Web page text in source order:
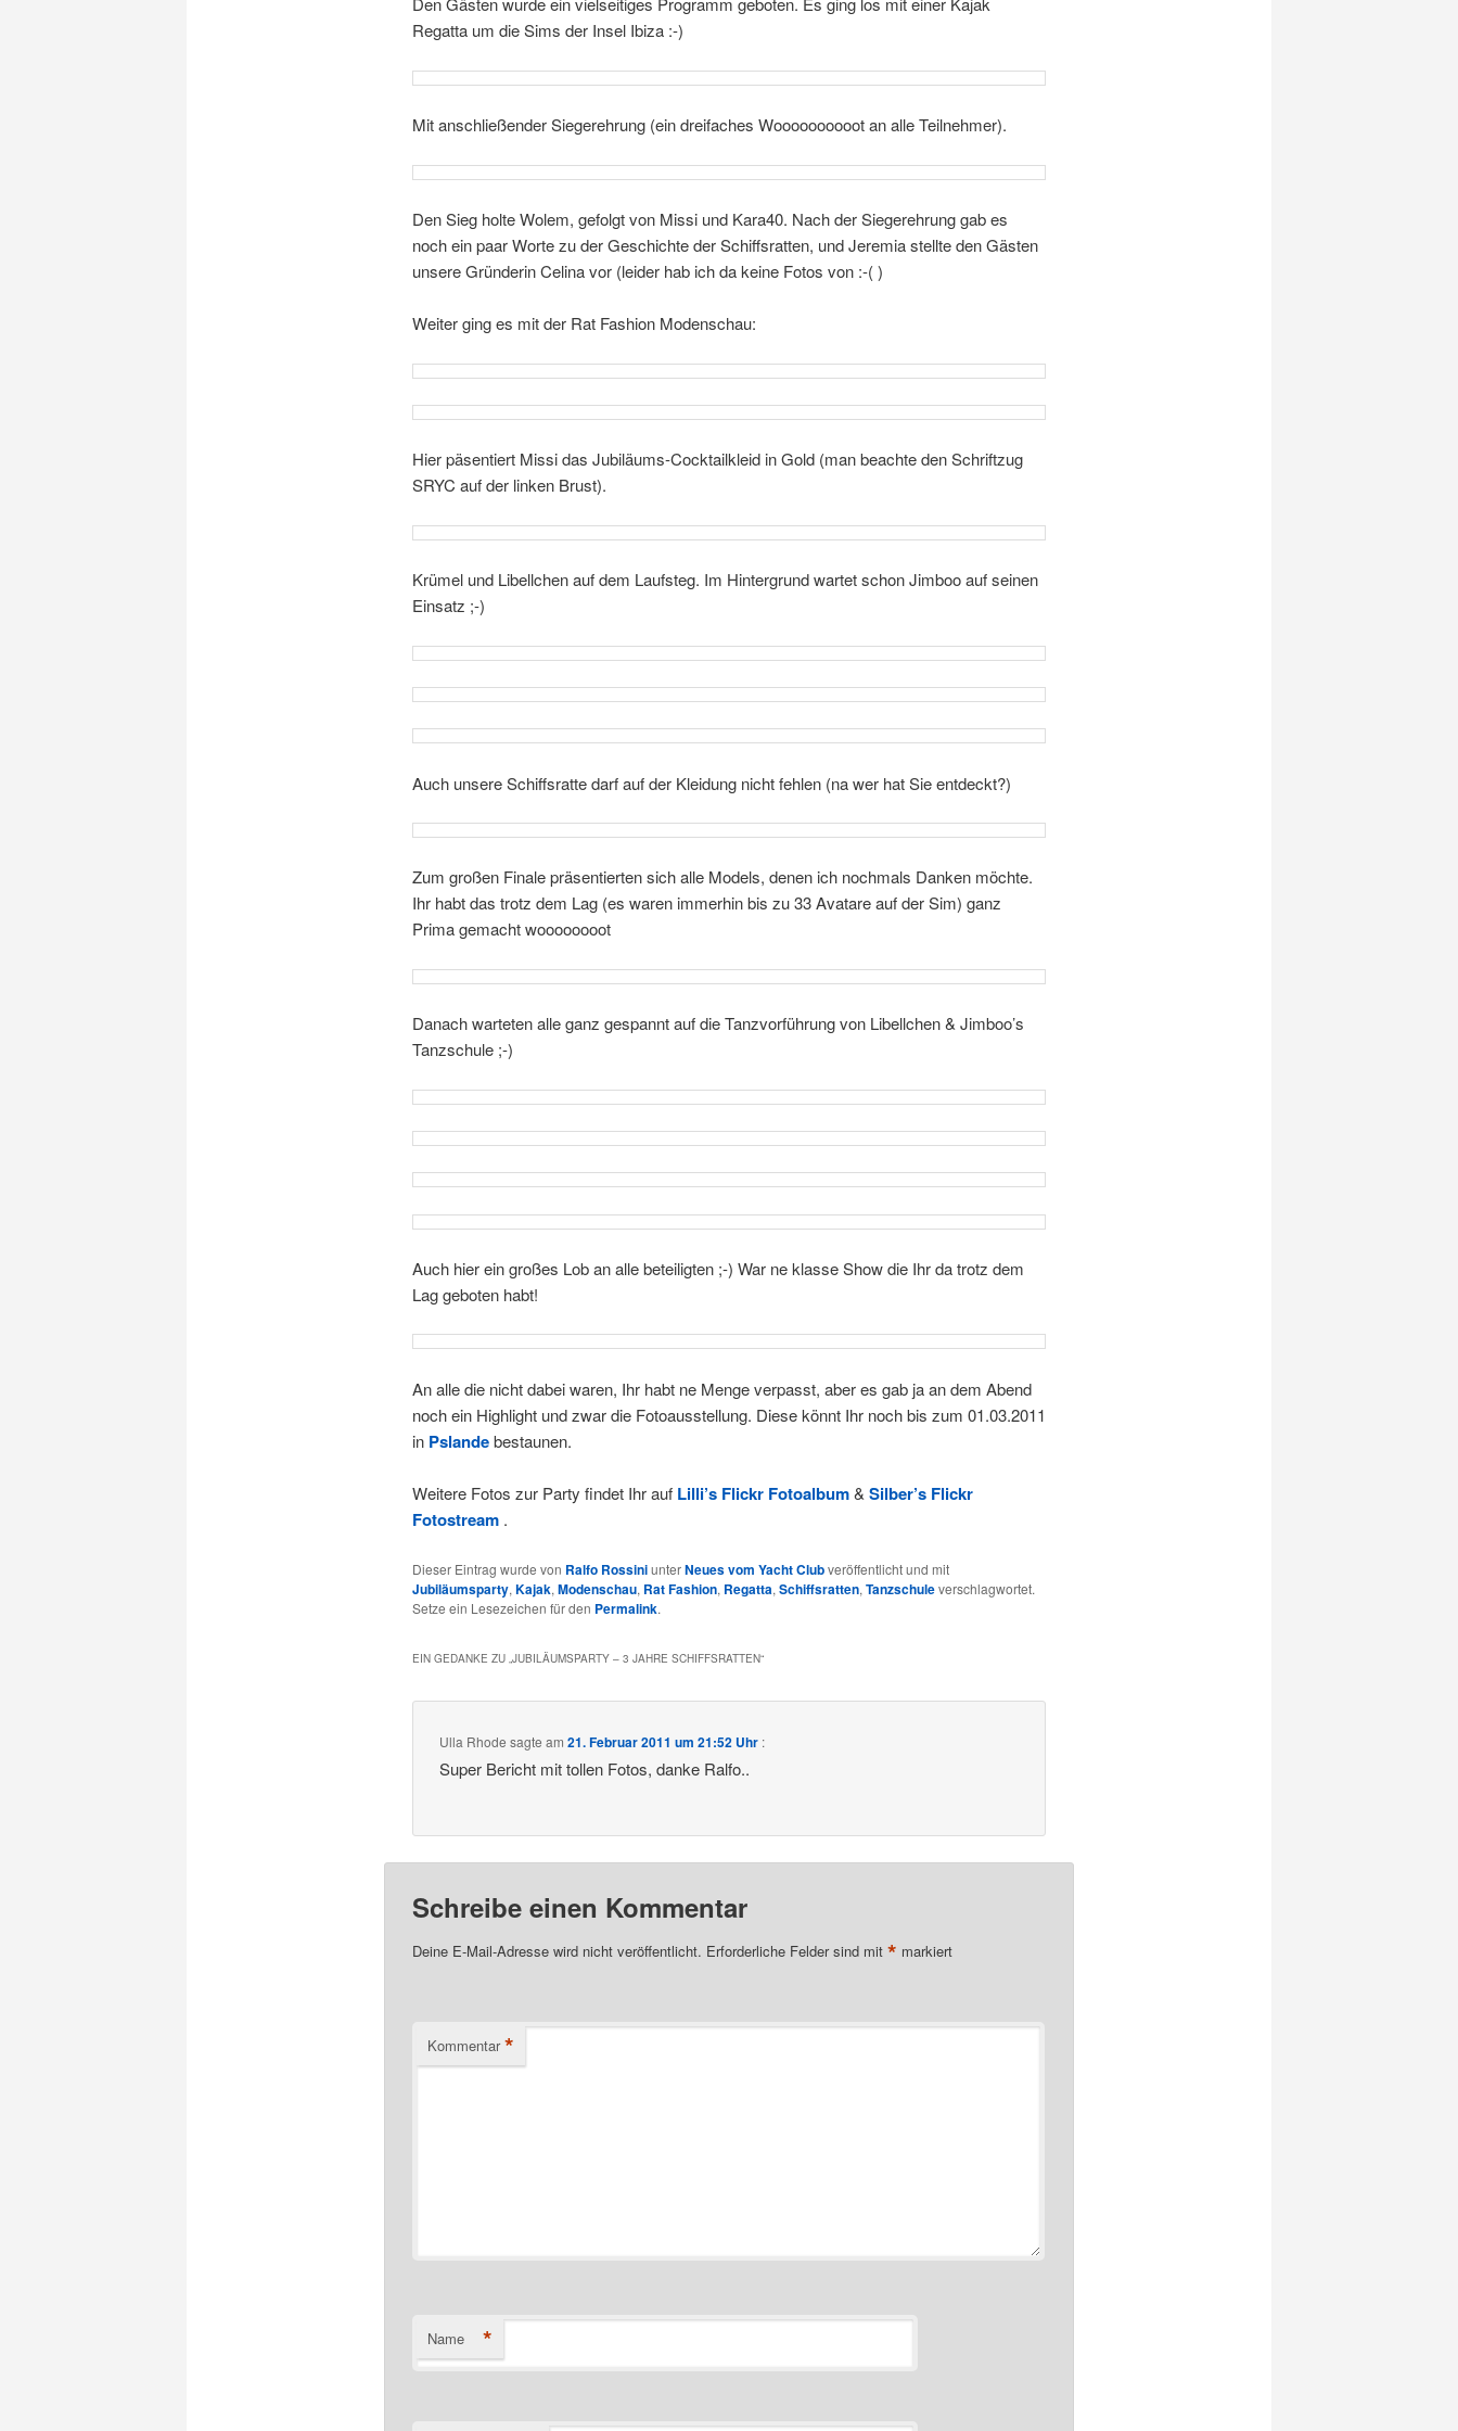
Regatta um die Sims der Insel Ibiza :-)
Mit anschließender Siegerehrung (ein dreifaches Woooooooooot an alle Teilnehmer).
Den Sieg holte Wolem, gefolgt von Missi und Kara40. Nach der Siegerehrung gab es
noch ein paar Worte zu der Geschichte der Schiffsratten, und Jeremia stellte den Gästen
unsere Gründerin Celina vor (leider hab ich da keine Fotos von :-( )
Weiter ging es mit der Rat Fashion Modenschau:
Hier päsentiert Missi das Jubiläums-Cocktailkleid in Gold (man beachte den Schriftzug
SRYC auf der linken Brust).
Krümel und Libellchen auf dem Laufsteg. Im Hintergrund wartet schon Jimboo auf seinen
Einsatz ;-)
Auch unsere Schiffsratte darf auf der Kleidung nicht fehlen (na wer hat Sie entdeckt?)
Zum großen Finale präsentierten sich alle Models, denen ich nochmals Danken möchte.
Ihr habt das trotz dem Lag (es waren immerhin bis zu 33 Avatare auf der Sim) ganz
Prima gemacht woooooooot
Danach warteten alle ganz gespannt auf die Tanzvorführung von Libellchen & Jimboo’s
Tanzschule ;-)
Auch hier ein großes Lob an alle beteiligten ;-) War ne klasse Show die Ihr da trotz dem
Lag geboten habt!
An alle die nicht dabei waren, Ihr habt ne Menge verpasst, aber es gab ja an dem Abend
noch ein Highlight und zwar die Fotoausstellung. Diese könnt Ihr noch bis zum 01.03.2011
in Pslandebestaunen.
Weitere Fotos zur Party findet Ihr auf Lilli’s Flickr Fotoalbum& Silber’s Flickr
Fotostream.
Dieser Eintrag wurde von Ralfo RossiniunterNeues vom Yacht Clubveröffentlicht und mit
Jubiläumsparty, Kajak, Modenschau, Rat Fashion, Regatta, Schiffsratten, Tanzschuleverschlagwortet.
Setze ein Lesezeichen für den Permalink.
EIN GEDANKE ZU „JUBILÄUMSPARTY – 3 JAHRE SCHIFFSRATTEN“
Ulla Rhode sagte am21. Februar 2011 um 21:52 Uhr :
Super Bericht mit tollen Fotos, danke Ralfo..
Schreibe einen Kommentar
Deine E-Mail-Adresse wird nicht veröffentlicht. Erforderliche Felder sind mit * markiert
Kommentar *
Name *